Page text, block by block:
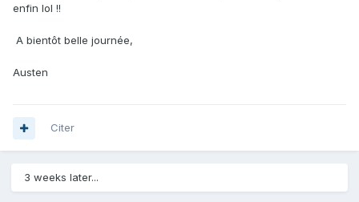
enfin lol !!
A bientôt belle journée,
Austen
Citer
3 weeks later...